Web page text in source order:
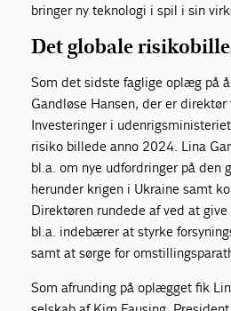
bringer ny teknologi i spil i sin
Det globale
Som det sidste faglige oplæg på
Gandløse Hansen, der er
Investeringer i
risiko billede anno 2024. Lina
bl.a. om nye udfordringer på den
herunder krigen i Ukraine samt
Direktøren rundede af ved at
bl.a. indebærer at styrke
samt at sørge for
Som afrunding på oplægget fik